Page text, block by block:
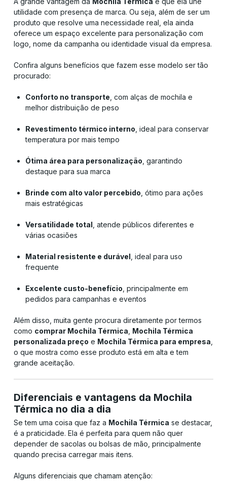
utilidade com presença de marca. Ou seja, além de ser um
produto que resolve uma necessidade real, ela ainda
oferece um espaço excelente para personalização com
logo, nome da campanha ou identidade visual da empresa.
Confira alguns benefícios que fazem esse modelo ser tão
procurado:
Conforto no transporte , com alças de mochila e
melhor distribuição de peso
Revestimento térmico interno , ideal para conservar
temperatura por mais tempo
Ótima área para personalização , garantindo
destaque para sua marca
Brinde com alto valor percebido , ótimo para ações
mais estratégicas
Versatilidade total , atende públicos diferentes e
várias ocasiões
Material resistente e durável , ideal para uso
frequente
Excelente custo-benefício , principalmente em
pedidos para campanhas e eventos
Além disso, muita gente procura diretamente por termos
como comprar Mochila Térmica Mochila Térmica
personalizada preço e Mochila Térmica para empresa
o que mostra como esse produto está em alta e tem
grande aceitação.
Diferenciais e vantagens da Mochila
Térmica no dia a dia
Se tem uma coisa que faz a Mochila Térmica se destacar,
é a praticidade. Ela é perfeita para quem não quer
depender de sacolas ou bolsas de mão, principalmente
quando precisa carregar mais itens.
Alguns diferenciais que chamam atenção: